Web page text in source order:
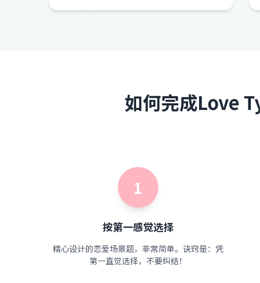
如何完成Love
1
按第一感觉选择
精心设计的恋爱场景题，非常简单。诀窍是：凭
第一直觉选择，不要纠结！